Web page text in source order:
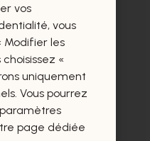
intéresseront
aussi.
vos
vous
Modifier les
«
uniquement
Vous pourrez
page dédiée